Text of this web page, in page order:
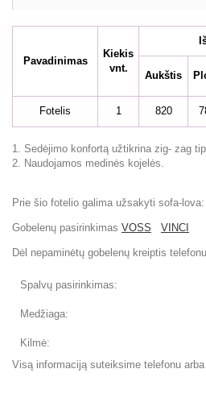
Pavadinimas
Kiekis
vnt.
Aukštis
Fotelis 1 820
1. Sedėjimo konfortą užtikrina zig- zag
2. Naudojamos medinės kojelės.
Prie šio fotelio galima užsakyti sofa-lova:
Gobelenų pasirinkimas VOSS VINCI
Dėl nepaminėtų gobelenų kreiptis
Spalvų pasirinkimas:
Medžiaga:
Kilmė:
Visą informaciją suteiksime telefonu arba